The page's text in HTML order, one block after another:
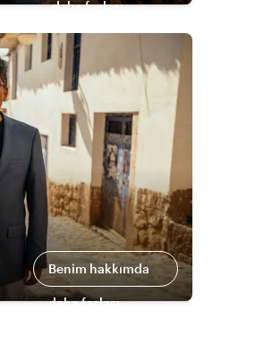
daha fazlası
Benim hakkımda
daha fazlası